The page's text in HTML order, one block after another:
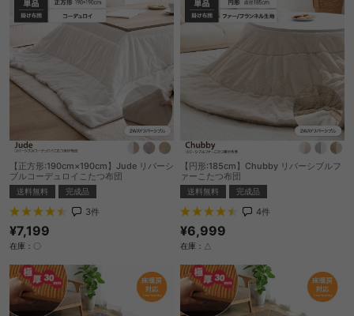
【正方形:190cm×190cm】Jude リバーシ
ブルコーデュロイこたつ布団
送料無料 完成品
3件
¥7,199
在庫：〇
【円形:185cm】Chubby リバーシブルフ
ァーこたつ布団
送料無料 完成品
4件
¥6,999
在庫：△